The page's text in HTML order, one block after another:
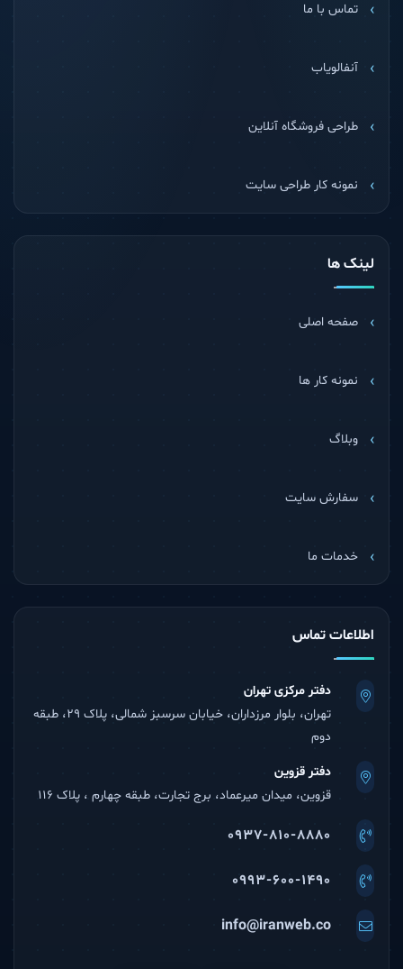
تماس با ما
آنفالویاب
طراحی فروشگاه آنلاین
نمونه کار طراحی سایت
لینک ها
صفحه اصلی
نمونه کار ها
وبلاگ
سفارش سایت
خدمات ما
اطلاعات تماس
دفتر مرکزی تهران
تهران، بلوار مرزداران، خیابان سرسبز شمالی، پلاک 29، طبقه
دوم
دفتر قزوین
قزوین، میدان میرعماد، برج تجارت، طبقه چهارم ، پلاک 116
0937-810-8880
0993-600-1490
info@iranweb.co